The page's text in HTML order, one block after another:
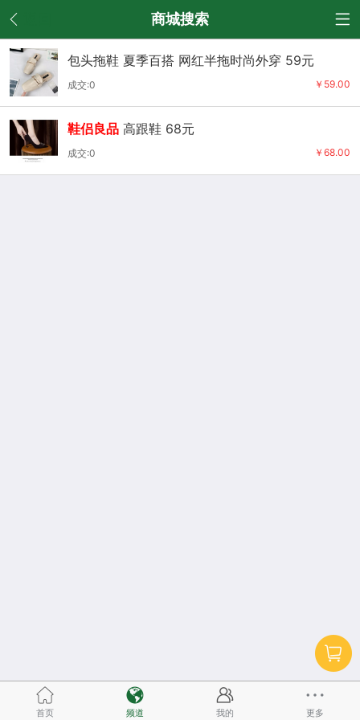
商城搜索
包头拖鞋 夏季百搭 网红半拖时尚外穿 59元
￥59.00
成交:0
鞋侣良品 高跟鞋 68元
￥68.00
成交:0
首页 频道 我的 更多